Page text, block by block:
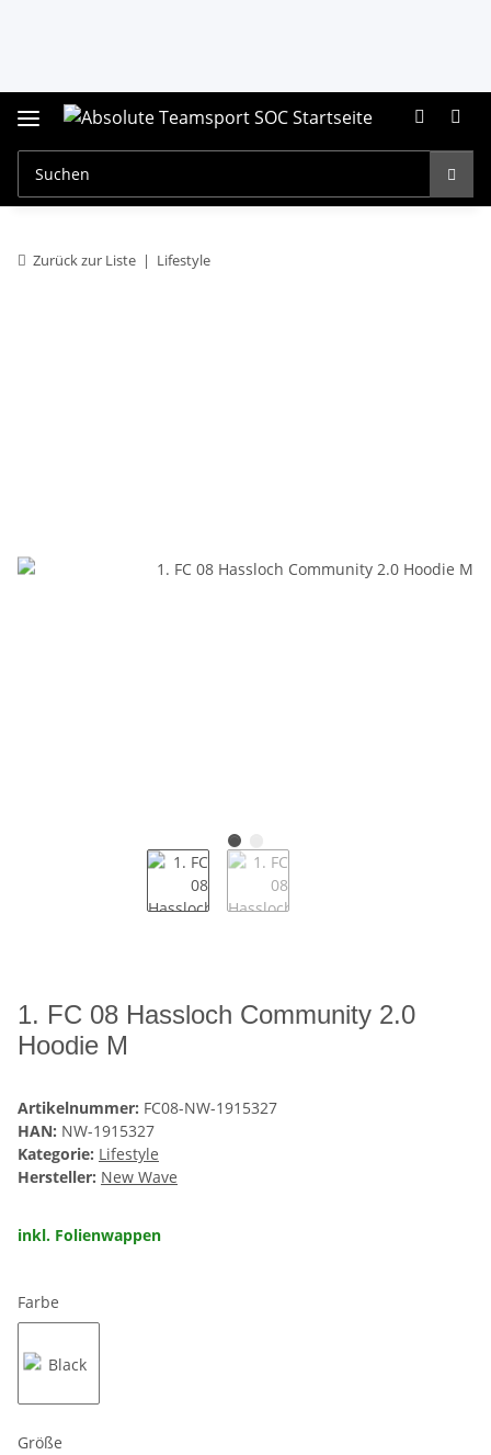
Zurück zur Liste Lifestyle
1. FC 08 Hassloch Community 2.0
Hoodie M
Artikelnummer: FC08-NW-1915327
HAN: NW-1915327
Kategorie: Lifestyle
Hersteller: New Wave
inkl. Folienwappen
Farbe
Größe